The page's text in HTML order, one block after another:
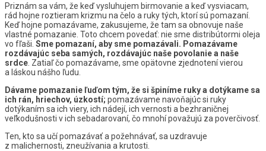
Priznám sa vám, že keď vysluhujem birmovanie a keď vysviacam,
rád hojne roztieram krizmu na čelo a ruky tých, ktorí sú pomazaní.
Keď hojne pomazávame, zakusujeme, že tam sa obnovuje naše
vlastné pomazanie. Toto chcem povedať: nie sme distribútormi oleja
vo fľaši. Sme pomazaní, aby sme pomazávali. Pomazávame
rozdávajúc seba samých, rozdávajúc naše povolanie a naše
srdce . Zatiaľ čo pomazávame, sme opätovne zjednotení vierou
a láskou nášho ľudu.
Dávame pomazanie ľuďom tým, že si špiníme ruky a dotýkame sa
ich rán, hriechov, úzkostí; pomazávame navoňajúc si ruky
dotýkaním sa ich viery, ich nádejí, ich vernosti a bezhraničnej
veľkodušnosti v ich sebadarovaní, čo mnohí považujú za poverčivosť.
Ten, kto sa učí pomazávať a požehnávať, sa uzdravuje
z malichernosti, zneužívania a krutosti.